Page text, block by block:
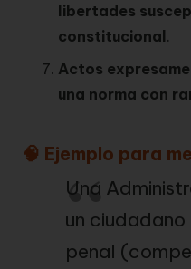
libertades
constitucional.
Actos
una norma con
🧠 Ejemplo para
Una
un
penal